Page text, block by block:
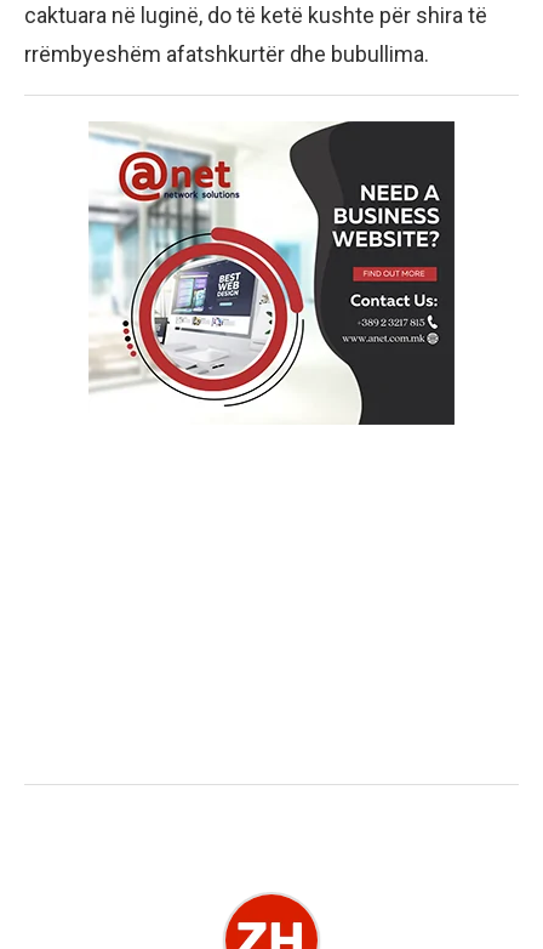
caktuara në luginë, do të ketë kushte për shira të
rrëmbyeshëm afatshkurtër dhe bubullima.